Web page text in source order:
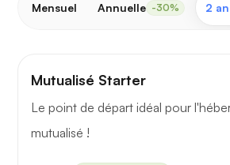
Mensuel Annuelle -30% 2
Mutualisé Starter
Le point de départ idéal pour
mutualisé !